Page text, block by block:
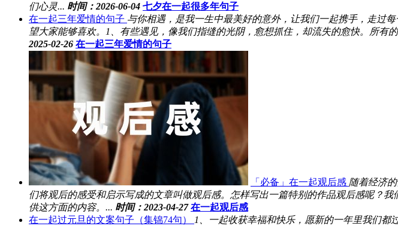
们心灵... 时间：2026-06-04 七夕在一起很多年句子
在一起三年爱情的句子 与你相遇，是我一生中最美好的意外，让我们一起携手，走过
望大家能够喜欢。1、有些遇见，像我们指缝的光阴，愈想抓住，却流失的愈快。所
2025-02-26 在一起三年爱情的句子
「必备」在一起观后感 随着经济
们将观后的感受和启示写成的文章叫做观后感。怎样写出一篇特别的作品观后感呢？
供这方面的内容。... 时间：2023-04-27 在一起观后感
在一起过元旦的文案句子（集锦74句）
1、一起收获幸福和快乐，愿新的一年里我们都